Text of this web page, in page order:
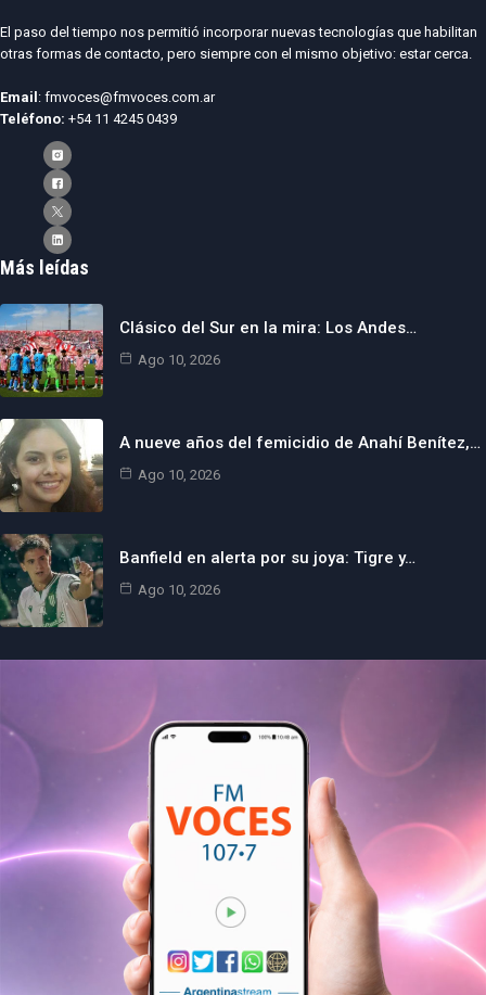
El paso del tiempo nos permitió incorporar nuevas tecnologías que habilitan
otras formas de contacto, pero siempre con el mismo objetivo: estar cerca.
Email: fmvoces@fmvoces.com.ar
Teléfono: +54 11 4245 0439
Más leídas
Clásico del Sur en la mira: Los Andes…
Ago 10, 2026
A nueve años del femicidio de Anahí Benítez,…
Ago 10, 2026
Banfield en alerta por su joya: Tigre y…
Ago 10, 2026